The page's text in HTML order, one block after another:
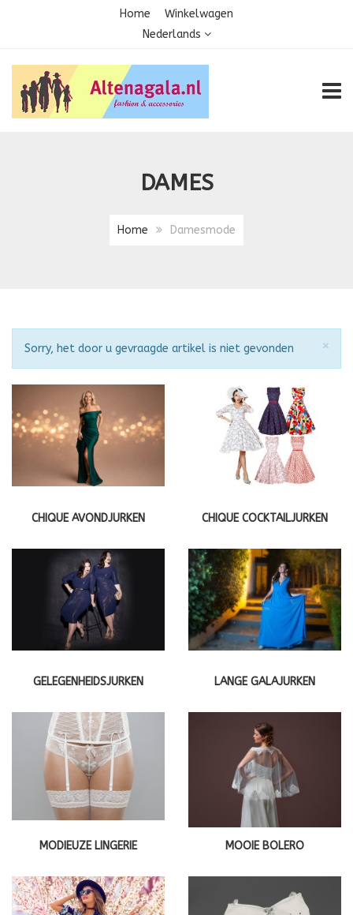
Home
Winkelwagen
Nederlands
DAMES
Home Damesmode
×
Attentie
Sorry, het door u gevraagde artikel is niet gevonden
CHIQUE AVONDJURKEN CHIQUE COCKTAILJURKEN
GELEGENHEIDSJURKEN LANGE GALAJURKEN
MODIEUZE LINGERIE MOOIE BOLERO